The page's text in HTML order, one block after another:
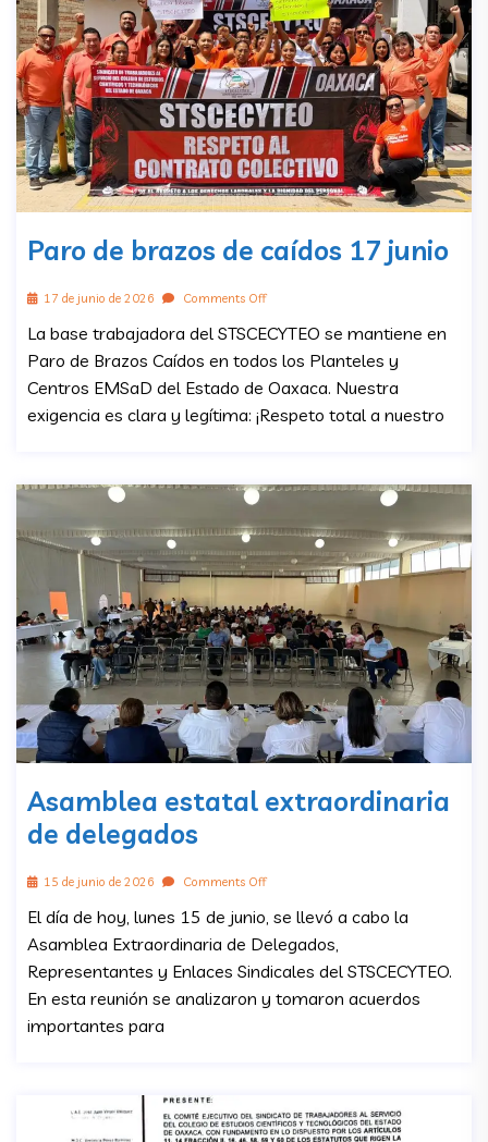
Paro de brazos de caídos 17 junio
17 de junio de 2026 Comments Off
La base trabajadora del STSCECYTEO se mantiene en
Paro de Brazos Caídos en todos los Planteles y
Centros EMSaD del Estado de Oaxaca. Nuestra
exigencia es clara y legítima: ¡Respeto total a nuestro
Asamblea estatal extraordinaria
de delegados
15 de junio de 2026 Comments Off
El día de hoy, lunes 15 de junio, se llevó a cabo la
Asamblea Extraordinaria de Delegados,
Representantes y Enlaces Sindicales del STSCECYTEO.
En esta reunión se analizaron y tomaron acuerdos
importantes para